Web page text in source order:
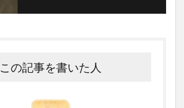
この記事を書いた人